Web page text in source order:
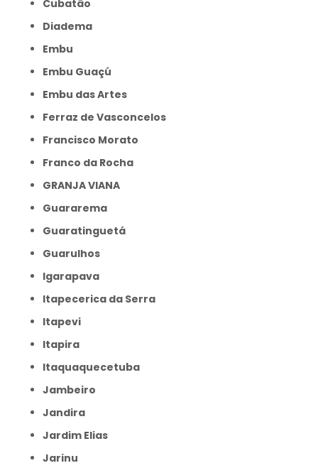
Cubatão
Diadema
Embu
Embu Guaçú
Embu das Artes
Ferraz de Vasconcelos
Francisco Morato
Franco da Rocha
GRANJA VIANA
Guararema
Guaratinguetá
Guarulhos
Igarapava
Itapecerica da Serra
Itapevi
Itapira
Itaquaquecetuba
Jambeiro
Jandira
Jardim Elias
Jarinu